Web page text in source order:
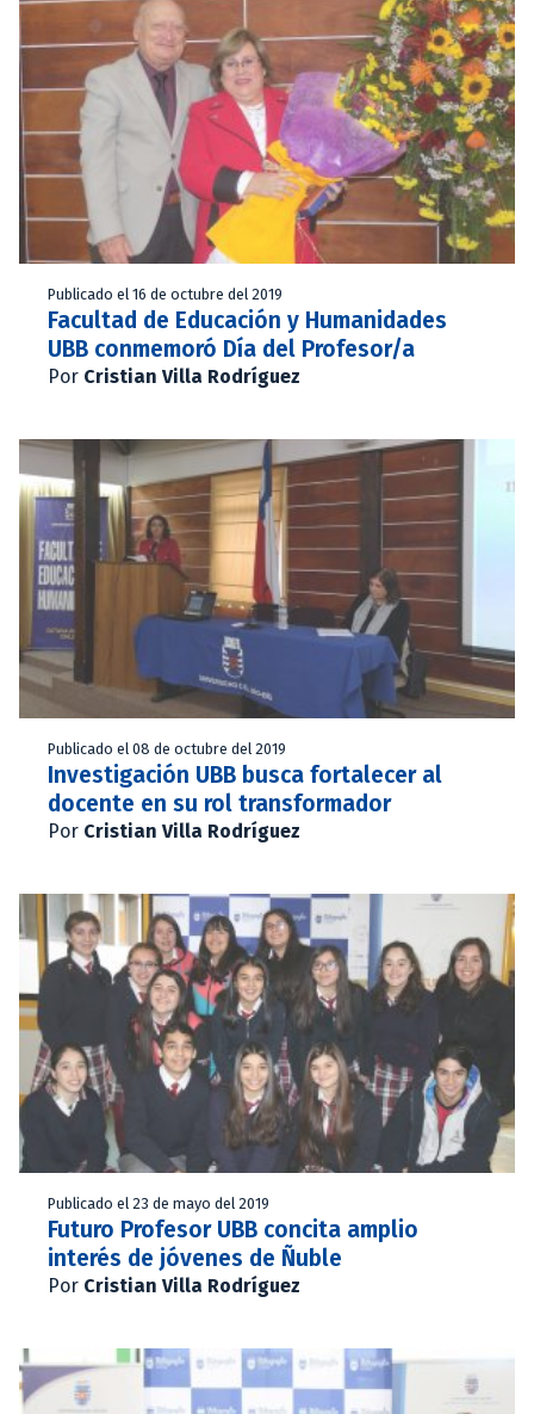
Publicado el 16 de octubre del 2019
Facultad de Educación y Humanidades
UBB conmemoró Día del Profesor/a
Por Cristian Villa Rodríguez
Publicado el 08 de octubre del 2019
Investigación UBB busca fortalecer al
docente en su rol transformador
Por Cristian Villa Rodríguez
Publicado el 23 de mayo del 2019
Futuro Profesor UBB concita amplio
interés de jóvenes de Ñuble
Por Cristian Villa Rodríguez